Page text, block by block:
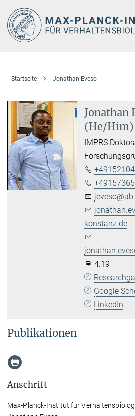
Hauptinhalt
Startseite Jonathan Eveso
Jonathan
(He/Him)
IMPRS
konstanz.de
4.19
Google
LinkedIn
Publikationen
Anschrift
Max-Planck-Institut für